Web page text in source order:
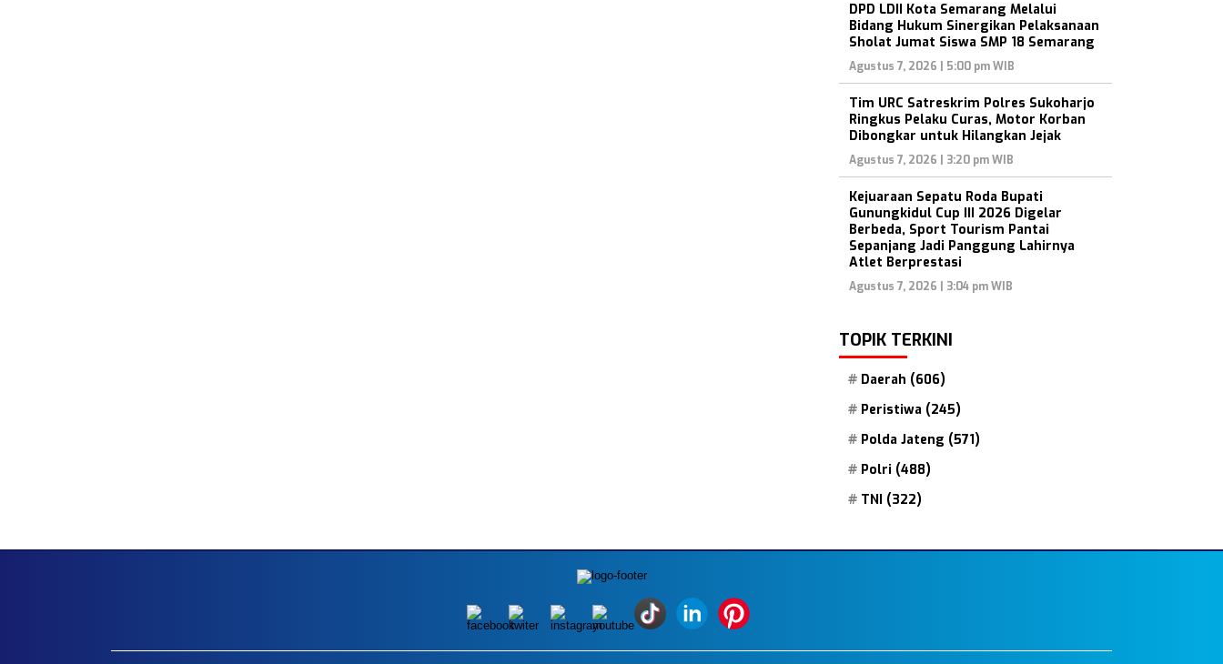
DPD LDII Kota Semarang Melalui
Bidang Hukum Sinergikan Pelaksanaan
Sholat Jumat Siswa SMP 18 Semarang
Agustus 7, 2026 | 5:00 pm WIB
Tim URC Satreskrim Polres Sukoharjo
Ringkus Pelaku Curas, Motor Korban
Dibongkar untuk Hilangkan Jejak
Agustus 7, 2026 | 3:20 pm WIB
Kejuaraan Sepatu Roda Bupati
Gunungkidul Cup III 2026 Digelar
Berbeda, Sport Tourism Pantai
Sepanjang Jadi Panggung Lahirnya
Atlet Berprestasi
Agustus 7, 2026 | 3:04 pm WIB
TOPIK TERKINI
Daerah (606)
Peristiwa (245)
Polda Jateng (571)
Polri (488)
TNI (322)